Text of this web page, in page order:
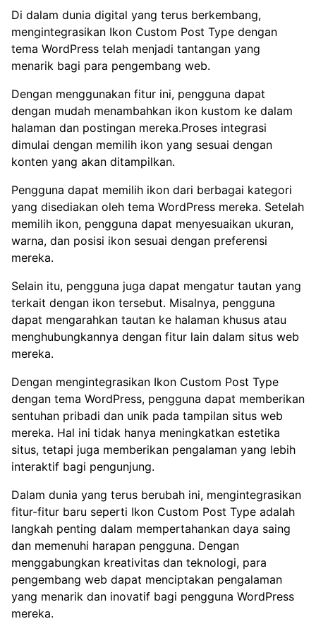
Di dalam dunia digital yang terus berkembang,
mengintegrasikan Ikon Custom Post Type dengan
tema WordPress telah menjadi tantangan yang
menarik bagi para pengembang web.
Dengan menggunakan fitur ini, pengguna dapat
dengan mudah menambahkan ikon kustom ke dalam
halaman dan postingan mereka.Proses integrasi
dimulai dengan memilih ikon yang sesuai dengan
konten yang akan ditampilkan.
Pengguna dapat memilih ikon dari berbagai kategori
yang disediakan oleh tema WordPress mereka. Setelah
memilih ikon, pengguna dapat menyesuaikan ukuran,
warna, dan posisi ikon sesuai dengan preferensi
mereka.
Selain itu, pengguna juga dapat mengatur tautan yang
terkait dengan ikon tersebut. Misalnya, pengguna
dapat mengarahkan tautan ke halaman khusus atau
menghubungkannya dengan fitur lain dalam situs web
mereka.
Dengan mengintegrasikan Ikon Custom Post Type
dengan tema WordPress, pengguna dapat memberikan
sentuhan pribadi dan unik pada tampilan situs web
mereka. Hal ini tidak hanya meningkatkan estetika
situs, tetapi juga memberikan pengalaman yang lebih
interaktif bagi pengunjung.
Dalam dunia yang terus berubah ini, mengintegrasikan
fitur-fitur baru seperti Ikon Custom Post Type adalah
langkah penting dalam mempertahankan daya saing
dan memenuhi harapan pengguna. Dengan
menggabungkan kreativitas dan teknologi, para
pengembang web dapat menciptakan pengalaman
yang menarik dan inovatif bagi pengguna WordPress
mereka.